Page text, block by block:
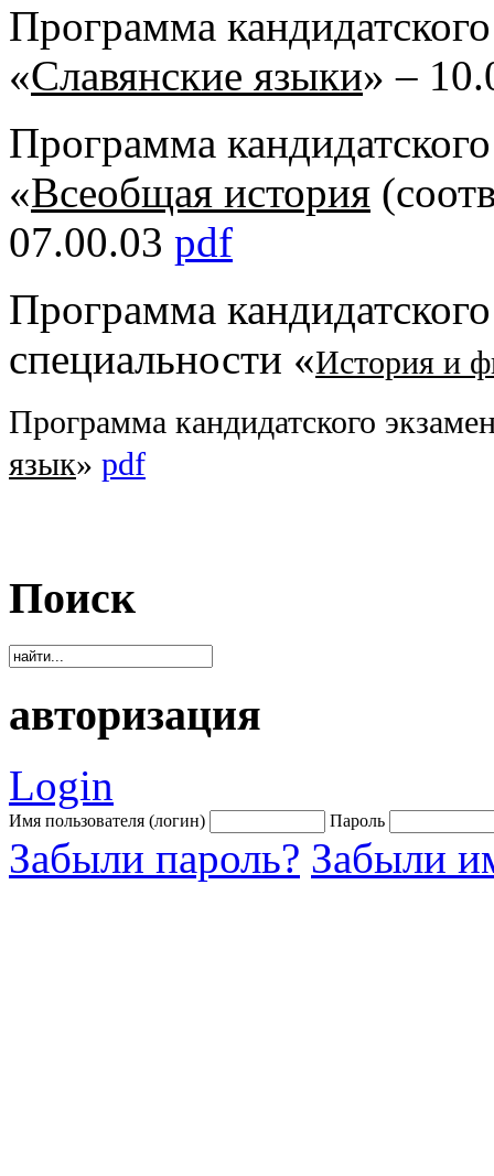
Программа
«Славянские языки» –
Программа
«Всеобщая история
07.00.03 pdf
Программа
специальности «История и
Программа кандидатского
язык» pdf
Поиск
авторизация
Login
Имя пользователя (логин) Пароль
Забыли пароль? Забыли